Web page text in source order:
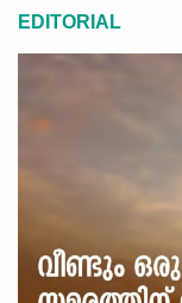
EDITORIAL